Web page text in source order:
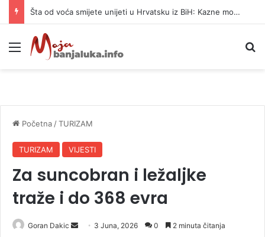
Šta od voća smijete unijeti u Hrvatsku iz BiH: Kazne mogu dostići 13.260 evra
Meni
Početna /TURIZAM
TURIZAM VIJESTI
Za suncobran i ležaljke
traže i do 368 evra
Goran Dakic 3 Juna, 2026 0 2 minuta čitanja